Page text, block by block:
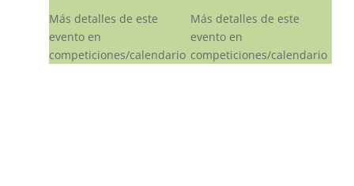
Más detalles de este
evento en
competiciones/calendario
Más detalles de este
evento en
competiciones/calendario